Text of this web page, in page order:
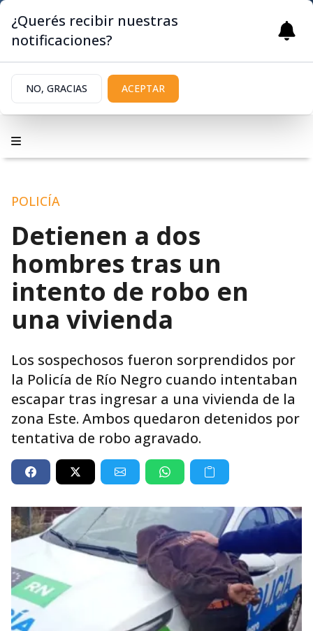
POLICÍA
Detienen a dos
hombres tras un
intento de robo en
una vivienda
Los sospechosos fueron sorprendidos por
la Policía de Río Negro cuando intentaban
escapar tras ingresar a una vivienda de la
zona Este. Ambos quedaron detenidos por
tentativa de robo agravado.
¿Querés recibir nuestras
notificaciones?
NO, GRACIAS ACEPTAR